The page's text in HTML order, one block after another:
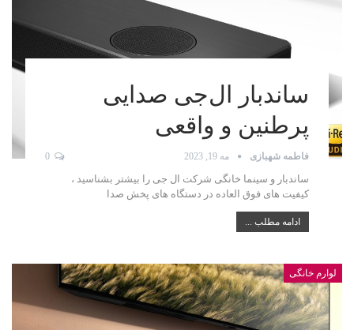
ساندبار ال‌جی صدایی
پرطنین و واقعی
فاطمه شهبازی مه 19, 2023 0
ساندبار و سینما خانگی شرکت ال جی را بیشتر بشناسید ،
کیفیت های فوق العاده در دستگاه های پخش صدا
ادامه مطلب ...
لوارم خانگی